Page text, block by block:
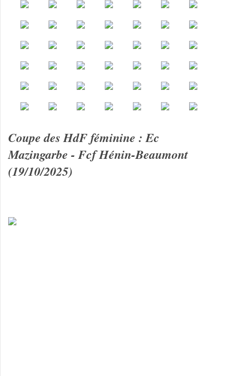
Coupe des HdF féminine : Ec
Mazingarbe - Fcf Hénin-Beaumont
(19/10/2025)